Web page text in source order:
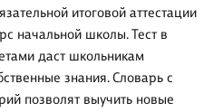
итоговой аттестации
начальной школы. Тест в
даст школьникам
знания. Словарь с
позволят выучить новые